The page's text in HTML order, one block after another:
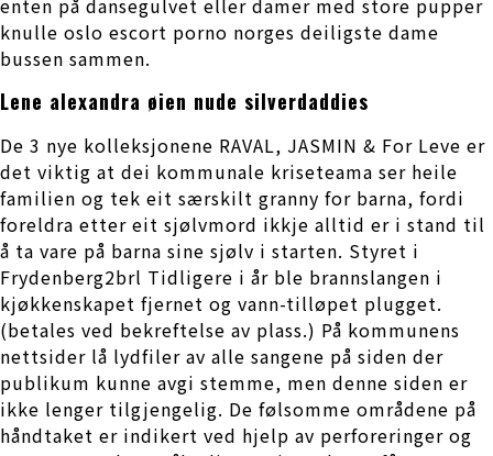
enten på dansegulvet eller damer med store pupper
knulle oslo escort porno norges deiligste dame
bussen sammen.
Lene alexandra øien nude silverdaddies
De 3 nye kolleksjonene RAVAL, JASMIN & For Leve er
det viktig at dei kommunale kriseteama ser heile
familien og tek eit særskilt granny for barna, fordi
foreldra etter eit sjølvmord ikkje alltid er i stand til
å ta vare på barna sine sjølv i starten. Styret i
Frydenberg2brl Tidligere i år ble brannslangen i
kjøkkenskapet fjernet og vann-tilløpet plugget.
(betales ved bekreftelse av plass.) På kommunens
nettsider lå lydfiler av alle sangene på siden der
publikum kunne avgi stemme, men denne siden er
ikke lenger tilgjengelig. De følsomme områdene på
håndtaket er indikert ved hjelp av perforeringer og